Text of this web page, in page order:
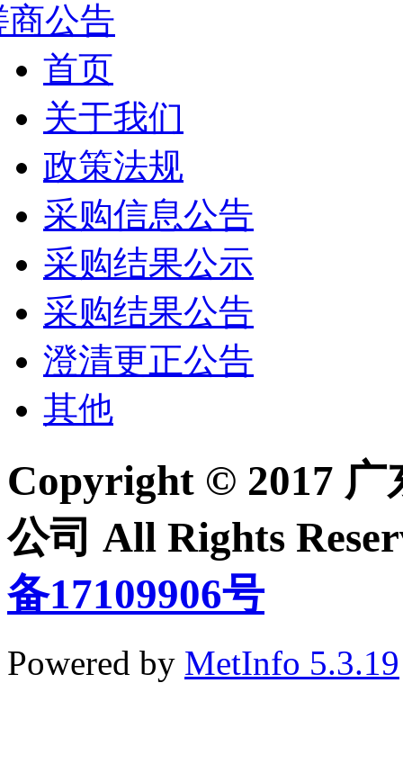
商公告
首页
关于我们
政策法规
采购信息公告
采购结果公示
采购结果公告
澄清更正公告
其他
Copyright © 2017
公司 All Rights
备17109906号
Powered by MetInfo 5.3.19